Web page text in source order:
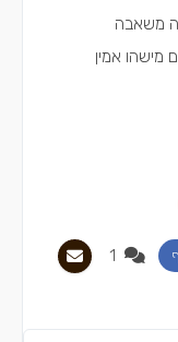
משאבה
מישהו אמין